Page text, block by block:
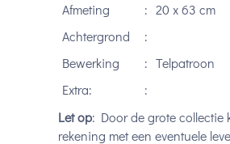
Afmeting
: 20 x 63 cm
Achtergrond
:
Bewerking
: Telpatroon
Extra:
:
Let op: Door de grote collectie
rekening met een eventuele